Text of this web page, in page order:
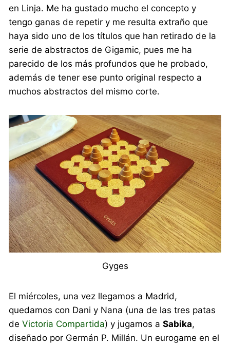
en Linja. Me ha gustado mucho el concepto y
tengo ganas de repetir y me resulta extraño que
haya sido uno de los títulos que han retirado de la
serie de abstractos de Gigamic, pues me ha
parecido de los más profundos que he probado,
además de tener ese punto original respecto a
muchos abstractos del mismo corte.
Gyges
El miércoles, una vez llegamos a Madrid,
quedamos con Dani y Nana (una de las tres patas
deVictoria Compartida) y jugamos aSabika,
diseñado por Germán P. Millán. Un eurogame en el